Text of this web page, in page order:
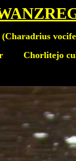
(Charadrius